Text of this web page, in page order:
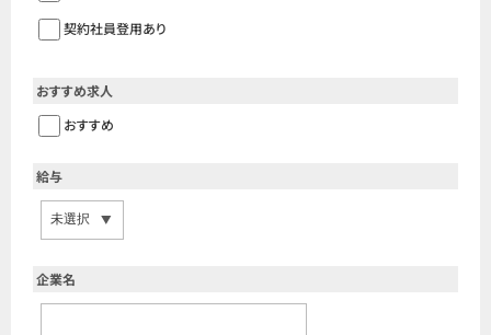
契約社員登用あり
おすすめ求人
おすすめ
給与
企業名